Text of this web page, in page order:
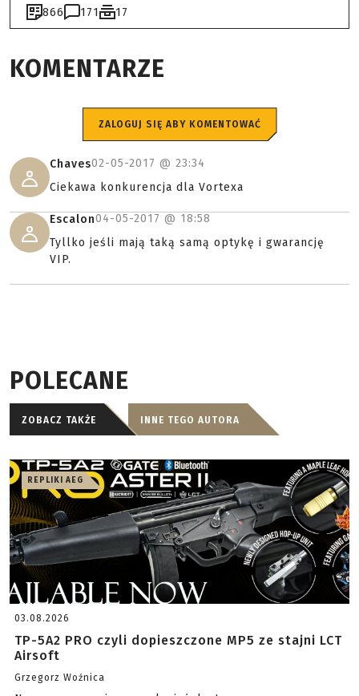
866 171 17
KOMENTARZE
ZALOGUJ SIĘ ABY KOMENTOWAĆ
Chaves02-05-2017 @ 23:34
Ciekawa konkurencja dla Vortexa
Escalon04-05-2017 @ 18:58
Tyllko jeśli mają taką samą optykę i gwarancję
VIP.
POLECANE
ZOBACZ TAKŻE INNE TEGO AUTORA
REPLIKI AEG
03.08.2026
TP-5A2 PRO czyli dopieszczone MP5 ze stajni LCT
Airsoft
Grzegorz Woźnica